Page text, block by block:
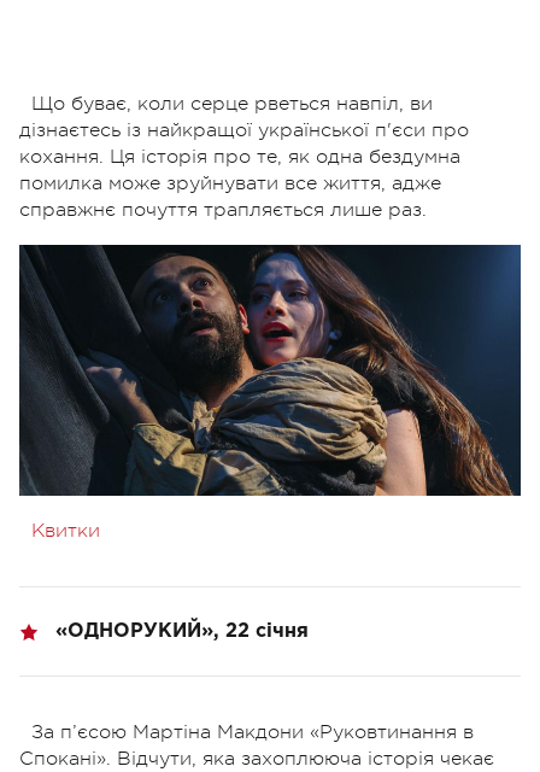
Що буває, коли серце рветься навпіл, ви
дізнаєтесь із найкращої української п'єси про
кохання. Ця історія про те, як одна бездумна
помилка може зруйнувати все життя, адже
справжнє почуття трапляється лише раз.
Квитки
«ОДНОРУКИЙ», 22 січня
За п’єсою Мартіна Макдони «Руковтинання в
Спокані». Відчути, яка захоплююча історія чекає